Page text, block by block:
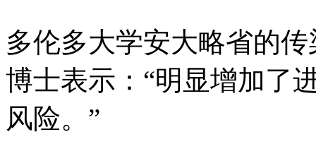
多伦多大学安大略省的
博士表示：“明显增加了
风险。”